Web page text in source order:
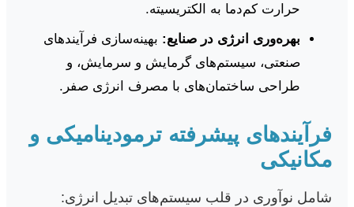
حرارت کم‌دما به الکتریسیته.
بهره‌وری انرژی در صنایع: بهینه‌سازی فرآیندهای
صنعتی، سیستم‌های گرمایش و سرمایش، و
طراحی ساختمان‌های با مصرف انرژی صفر.
فرآیندهای پیشرفته ترمودینامیکی و
مکانیکی
شامل نوآوری در قلب سیستم‌های تبدیل انرژی: